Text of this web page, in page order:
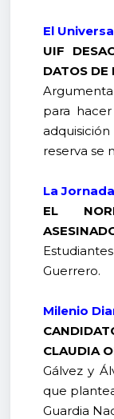
El
UIF
DATOS DE
para
reserva se
La Jornada
EL
Guerrero.
Milenio
CLAUDIA
Gálvez y
que
Guardia